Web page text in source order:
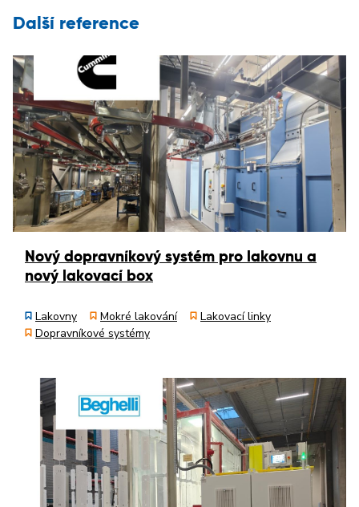
Další reference
Nový dopravníkový systém pro lakovnu a
nový lakovací box
Lakovny Mokré lakování
Lakovací linky
Dopravníkové systémy